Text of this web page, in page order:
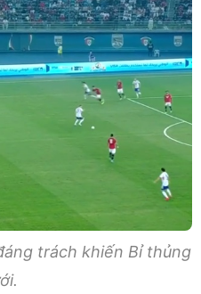
trách khiến Bỉ thủng